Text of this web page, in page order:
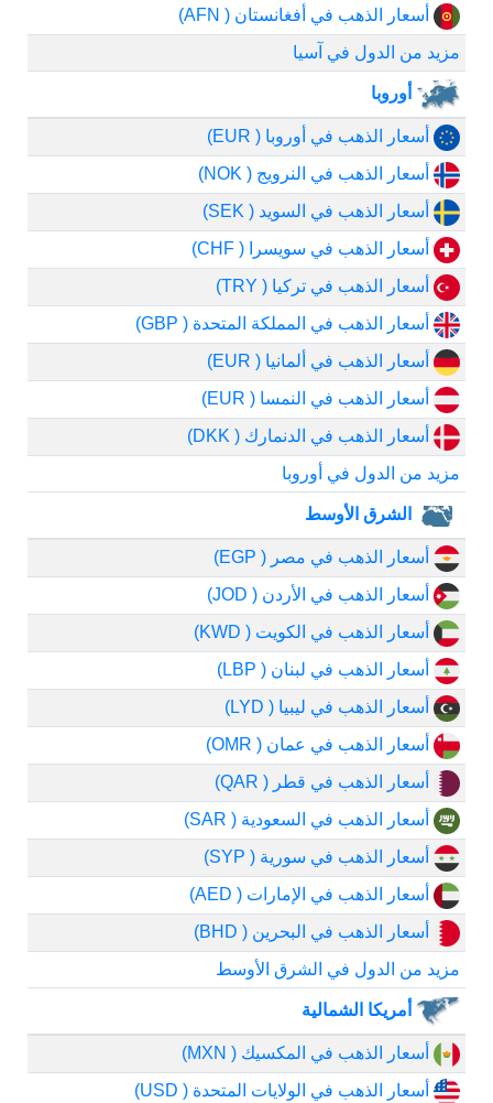
أسعار الذهب في أفغانستان ( AFN)
مزيد من الدول في آسيا
أوروبا
أسعار الذهب في أوروبا ( EUR)
أسعار الذهب في النرويج ( NOK)
أسعار الذهب في السويد ( SEK)
أسعار الذهب في سويسرا ( CHF)
أسعار الذهب في تركيا ( TRY)
أسعار الذهب في المملكة المتحدة ( GBP)
أسعار الذهب في ألمانيا ( EUR)
أسعار الذهب في النمسا ( EUR)
أسعار الذهب في الدنمارك ( DKK)
مزيد من الدول في أوروبا
الشرق الأوسط
أسعار الذهب في مصر ( EGP)
أسعار الذهب في الأردن ( JOD)
أسعار الذهب في الكويت ( KWD)
أسعار الذهب في لبنان ( LBP)
أسعار الذهب في ليبيا ( LYD)
أسعار الذهب في عمان ( OMR)
أسعار الذهب في قطر ( QAR)
أسعار الذهب في السعودية ( SAR)
أسعار الذهب في سورية ( SYP)
أسعار الذهب في الإمارات ( AED)
أسعار الذهب في البحرين ( BHD)
مزيد من الدول في الشرق الأوسط
أمريكا الشمالية
أسعار الذهب في المكسيك ( MXN)
أسعار الذهب في الولايات المتحدة ( USD)